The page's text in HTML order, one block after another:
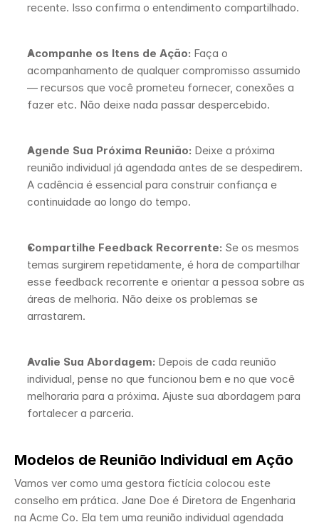
recente. Isso confirma o entendimento compartilhado.
Acompanhe os Itens de Ação: Faça o
acompanhamento de qualquer compromisso assumido
— recursos que você prometeu fornecer, conexões a
fazer etc. Não deixe nada passar despercebido.
Agende Sua Próxima Reunião: Deixe a próxima
reunião individual já agendada antes de se despedirem.
A cadência é essencial para construir confiança e
continuidade ao longo do tempo.
Compartilhe Feedback Recorrente: Se os mesmos
temas surgirem repetidamente, é hora de compartilhar
esse feedback recorrente e orientar a pessoa sobre as
áreas de melhoria. Não deixe os problemas se
arrastarem.
Avalie Sua Abordagem: Depois de cada reunião
individual, pense no que funcionou bem e no que você
melhoraria para a próxima. Ajuste sua abordagem para
fortalecer a parceria.
Modelos de Reunião Individual em Ação
Vamos ver como uma gestora fictícia colocou este
conselho em prática. Jane Doe é Diretora de Engenharia
na Acme Co. Ela tem uma reunião individual agendada